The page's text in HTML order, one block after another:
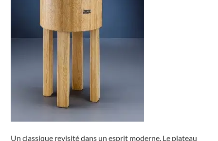
Un classique revisité dans un esprit moderne. Le plateau